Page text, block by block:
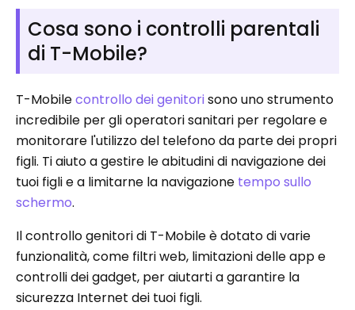
Cosa sono i controlli parentali
di T-Mobile?
T-Mobilecontrollo dei genitorisono uno strumento
incredibile per gli operatori sanitari per regolare e
monitorare l'utilizzo del telefono da parte dei propri
figli. Ti aiuto a gestire le abitudini di navigazione dei
tuoi figli e a limitarne la navigazione tempo sullo
schermo.
Il controllo genitori di T-Mobile è dotato di varie
funzionalità, come filtri web, limitazioni delle app e
controlli dei gadget, per aiutarti a garantire la
sicurezza Internet dei tuoi figli.